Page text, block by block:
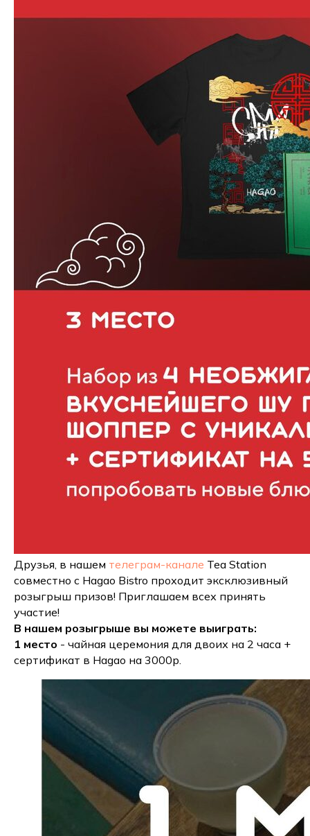
Друзья, в нашем телеграм-канале Tea Station
совместно с Hagao Bistro проходит эксклюзивный
розыгрыш призов! Приглашаем всех принять
участие!
В нашем розыгрыше вы можете выиграть:
1 место - чайная церемония для двоих на 2 часа +
сертификат в Hagao на 3000р.